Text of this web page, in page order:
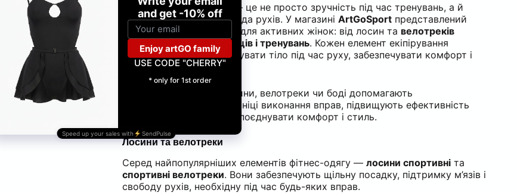
Сучаснийфітнес-одяг
— це не просто зручність під час тренувань, а й
стиль, комфорт та свобода рухів. У магазині ArtGoSport представлений
широкий вибір моделей для активних жінок: від лосин та велотреків
жіночихдободі для танців і тренувань. Кожен елемент екіпірування
створений, щоб підтримувати тіло під час руху, забезпечувати комфорт і
довговічність матеріалів.
Правильно підібрані лосини, велотреки чи боді допомагають
сконцентруватися на техніці виконання вправ, підвищують ефективність
тренувань і дозволяють поєднувати комфорт і стиль.
Лосини та велотреки
Серед найпопулярніших елементів фітнес-одягу — лосини спортивні та
спортивні велотреки. Вони забезпечують щільну посадку, підтримку м’язів і
свободу рухів, необхідну під час будь-яких вправ.